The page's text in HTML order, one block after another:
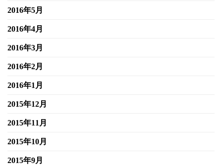
2016年5月
2016年4月
2016年3月
2016年2月
2016年1月
2015年12月
2015年11月
2015年10月
2015年9月